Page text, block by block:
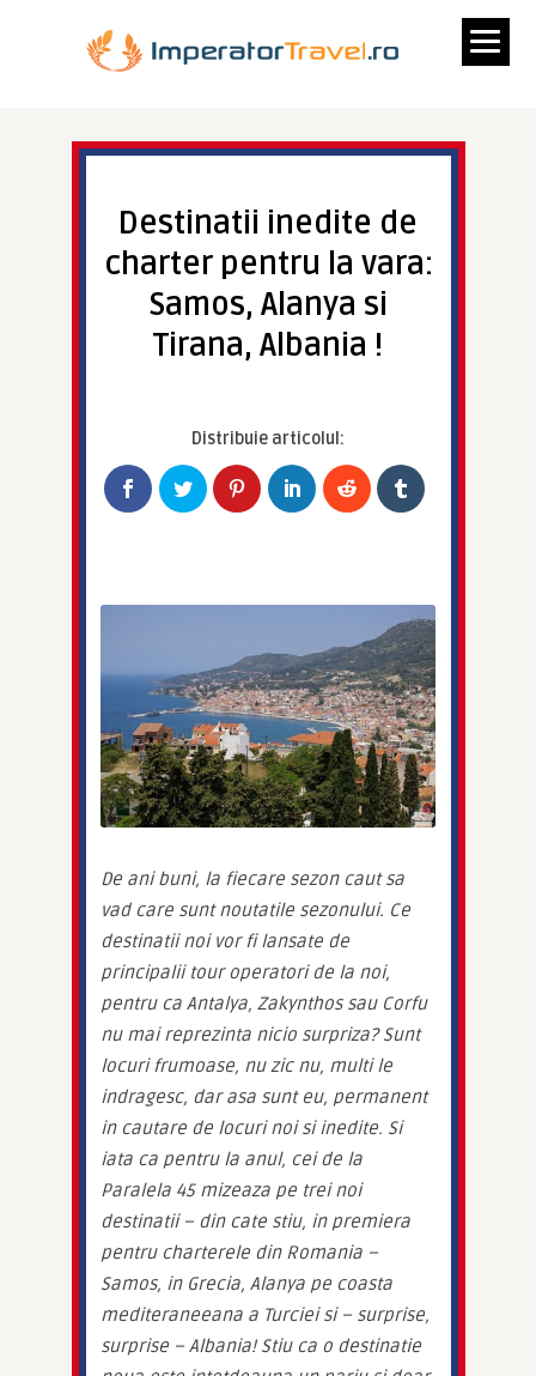
Destinatii inedite de
charter pentru la vara:
Samos, Alanya si
Tirana, Albania !
Distribuie articolul:
De ani buni, la fiecare sezon caut sa
vad care sunt noutatile sezonului. Ce
destinatii noi vor fi lansate de
principalii tour operatori de la noi,
pentru ca Antalya, Zakynthos sau Corfu
nu mai reprezinta nicio surpriza? Sunt
locuri frumoase, nu zic nu, multi le
indragesc, dar asa sunt eu, permanent
in cautare de locuri noi si inedite. Si
iata ca pentru la anul, cei de la
Paralela 45 mizeaza pe trei noi
destinatii – din cate stiu, in premiera
pentru charterele din Romania –
Samos, in Grecia, Alanya pe coasta
mediteraneeana a Turciei si – surprise,
surprise – Albania! Stiu ca o destinatie